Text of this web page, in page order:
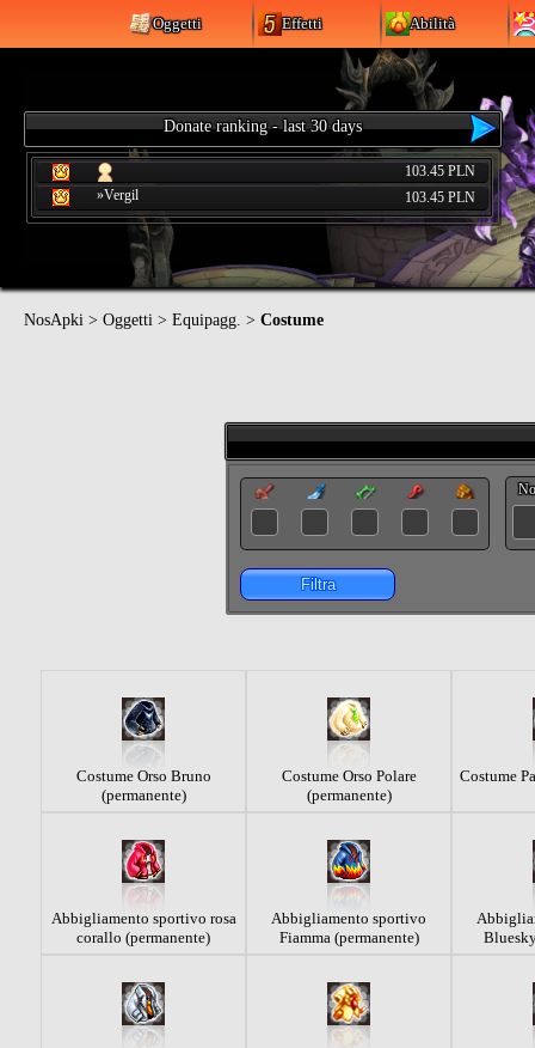
Oggetti Effetti Abilità
Donate ranking - last 30 days
103.45 PLN
»Vergil
103.45 PLN
NosApki > Oggetti > Equipagg. > Costume
Filtra
Costume Orso Bruno
(permanente)
Costume Orso Polare
(permanente)
Costume
Abbigliamento sportivo rosa
corallo (permanente)
Abbigliamento sportivo
Fiamma (permanente)